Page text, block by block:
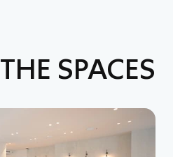
THE SPACES